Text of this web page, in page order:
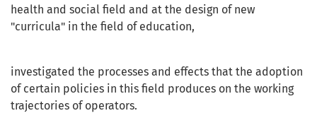
health and social field and at the design of new
"curricula" in the field of education,
investigated the processes and effects that the adoption
of certain policies in this field produces on the working
trajectories of operators.